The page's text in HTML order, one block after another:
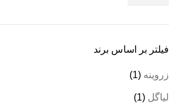
فیلتر بر اساس برند
زروینه (1)
لیاگل (1)